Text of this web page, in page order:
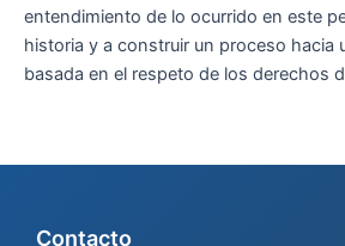
entendimiento de lo ocurrido en este
historia y a construir un proceso hacia
basada en el respeto de los derechos
Contacto